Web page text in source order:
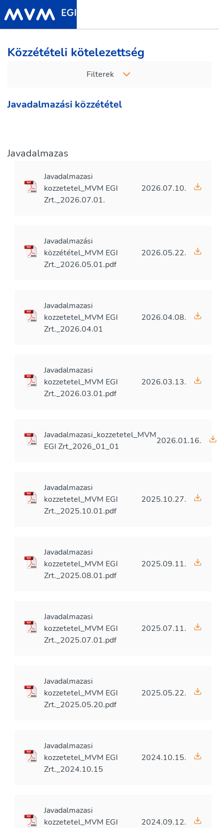
Közzétételi kötelezettség
Javadalmazási közzététel
Filterek
Javadalmazas
Javadalmazasi
kozzetetel_MVM EGI
Zrt._2026.07.01.
2026.07.10.
Javadalmazási
közzététel_MVM EGI
Zrt._2026.05.01.pdf
2026.05.22.
Javadalmazasi
kozzetetel_MVM EGI
Zrt._2026.04.01
2026.04.08.
Javadalmazasi
kozzetetel_MVM EGI
Zrt._2026.03.01.pdf
2026.03.13.
Javadalmazasi_kozzetetel_MVM
EGI Zrt_2026_01_01
2026.01.16.
Javadalmazasi
kozzetetel_MVM EGI
Zrt._2025.10.01.pdf
2025.10.27.
Javadalmazasi
kozzetetel_MVM EGI
Zrt._2025.08.01.pdf
2025.09.11.
Javadalmazasi
kozzetetel_MVM EGI
Zrt._2025.07.01.pdf
2025.07.11.
Javadalmazasi
kozzetetel_MVM EGI
Zrt._2025.05.20.pdf
2025.05.22.
Javadalmazasi
kozzetetel_MVM EGI
Zrt._2024.10.15
2024.10.15.
Javadalmazasi
kozzetetel_MVM EGI
2024.09.12.